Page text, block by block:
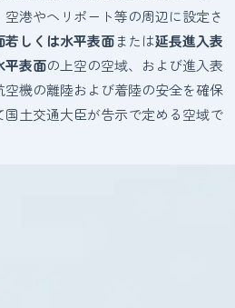
空港やヘリポート等の周辺に設定さ
しくは水平表面または延長進入表
平表面の上空の空域、および進入表
機の離陸および着陸の安全を確保
土交通大臣が告示で定める空域で